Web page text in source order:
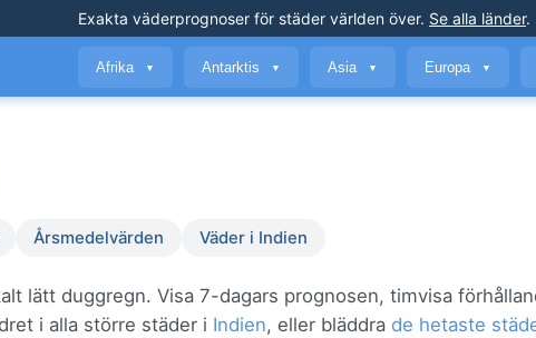
Exakta väderprognoser för städer världen över. Se alla länder.
Afrika ▼ Antarktis ▼ Asia ▼ Europa ▼
Årsmedelvärden Väder i Indien
lätt duggregn. Visa 7-dagars prognosen, timvisa
i alla större städer i Indien, eller bläddra de hetaste